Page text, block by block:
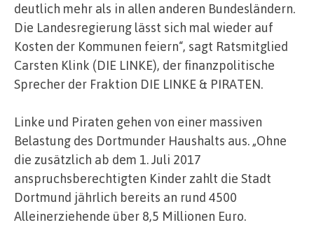
deutlich mehr als in allen anderen Bundesländern.
Die Landesregierung lässt sich mal wieder auf
Kosten der Kommunen feiern“, sagt Ratsmitglied
Carsten Klink (DIE LINKE), der finanzpolitische
Sprecher der Fraktion DIE LINKE & PIRATEN.
Linke und Piraten gehen von einer massiven
Belastung des Dortmunder Haushalts aus. „Ohne
die zusätzlich ab dem 1. Juli 2017
anspruchsberechtigten Kinder zahlt die Stadt
Dortmund jährlich bereits an rund 4500
Alleinerziehende über 8,5 Millionen Euro.